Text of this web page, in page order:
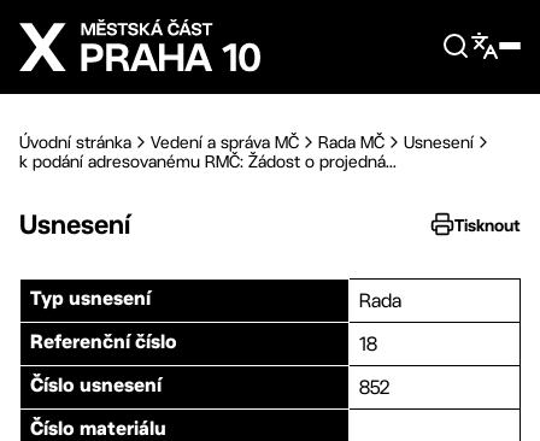
Přejít na hlavní obsah
Úvodní stránka Vedení a správa MČ Rada MČ
Usnesení
k podání adresovanému RMČ: Žádost o projedná...
Usnesení Tisknout
Typ usnesení Rada
Referenční číslo 18
Číslo usnesení 852
Číslo materiálu